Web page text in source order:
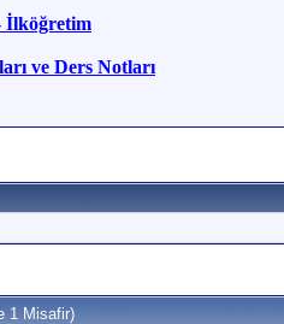
İlköğretim
ve Ders Notları
1 Misafir)